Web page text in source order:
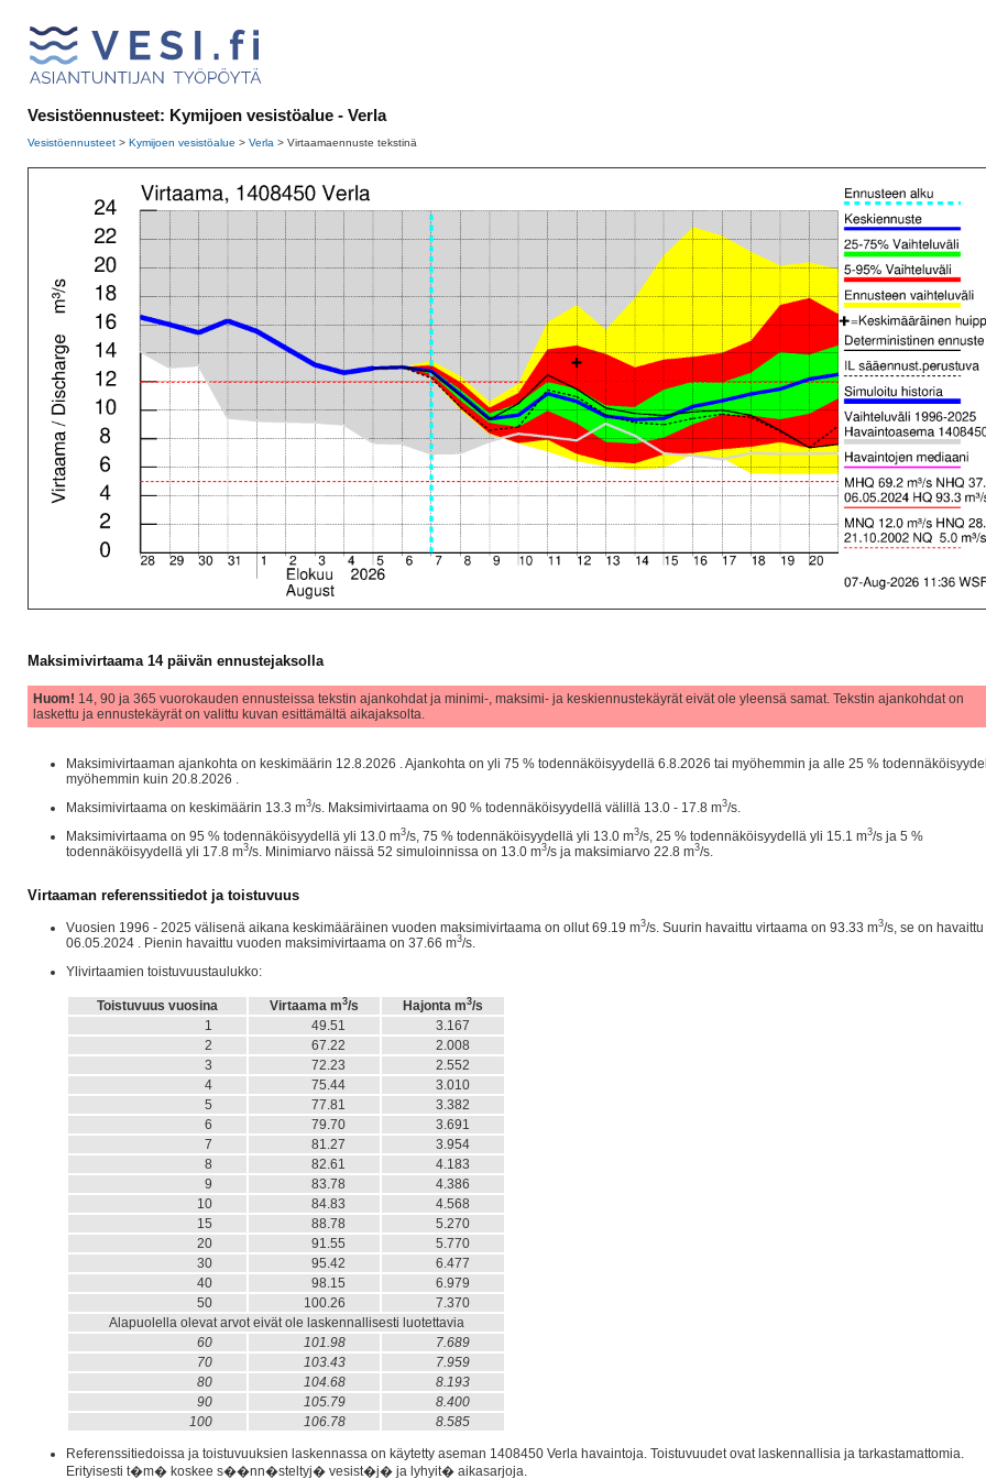
Vesistöennusteet: Kymijoen vesistöalue - Verla
Vesistöennusteet > Kymijoen vesistöalue > Verla > Virtaamaennuste tekstinä
Maksimivirtaama 14 päivän ennustejaksolla
Huom! 14, 90 ja 365 vuorokauden ennusteissa tekstin ajankohdat ja minimi-, maksimi- ja keskiennustekäyrät eivät ole yleensä samat. Tekstin ajankohdat on
laskettu ja ennustekäyrät on valittu kuvan esittämältä aikajaksolta.
Maksimivirtaaman ajankohta on keskimäärin 12.8.2026 . Ajankohta on yli 75 % todennäköisyydellä 6.8.2026 tai myöhemmin ja alle 25 %
myöhemmin kuin 20.8.2026 .
Maksimivirtaama on keskimäärin 13.3 m3/s. Maksimivirtaama on 90 % todennäköisyydellä välillä 13.0 - 17.8 m3/s.
Maksimivirtaama on 95 % todennäköisyydellä yli 13.0 m3/s, 75 % todennäköisyydellä yli 13.0 m3/s, 25 % todennäköisyydellä yli 15.1 m3/s ja 5 %
todennäköisyydellä yli 17.8 m3/s. Minimiarvo näissä 52 simuloinnissa on 13.0 m3/s ja maksimiarvo 22.8 m3/s.
Virtaaman referenssitiedot ja toistuvuus
Vuosien 1996 - 2025 välisenä aikana keskimääräinen vuoden maksimivirtaama on ollut 69.19 m3/s. Suurin havaittu virtaama on 93.33 m3/s, se on havaittu
06.05.2024 . Pienin havaittu vuoden maksimivirtaama on 37.66 m3/s.
Ylivirtaamien toistuvuustaulukko:
Toistuvuus vuosina Virtaama m3/s Hajonta m3/s
1
49.51
3.167
2
67.22
2.008
3
72.23
2.552
4
75.44
3.010
5
77.81
3.382
6
79.70
3.691
7
81.27
3.954
8
82.61
4.183
9
83.78
4.386
10
84.83
4.568
15
88.78
5.270
20
91.55
5.770
30
95.42
6.477
40
98.15
6.979
50
100.26
7.370
Alapuolella olevat arvot eivät ole laskennallisesti luotettavia
60
101.98
7.689
70
103.43
7.959
80
104.68
8.193
90
105.79
8.400
100
106.78 8.585
Referenssitiedoissa ja toistuvuuksien laskennassa on käytetty aseman 1408450 Verla havaintoja. Toistuvuudet ovat laskennallisia ja tarkastamattomia.
Erityisesti t�m� koskee s��nn�steltyj� vesist�j� ja lyhyit� aikasarjoja.